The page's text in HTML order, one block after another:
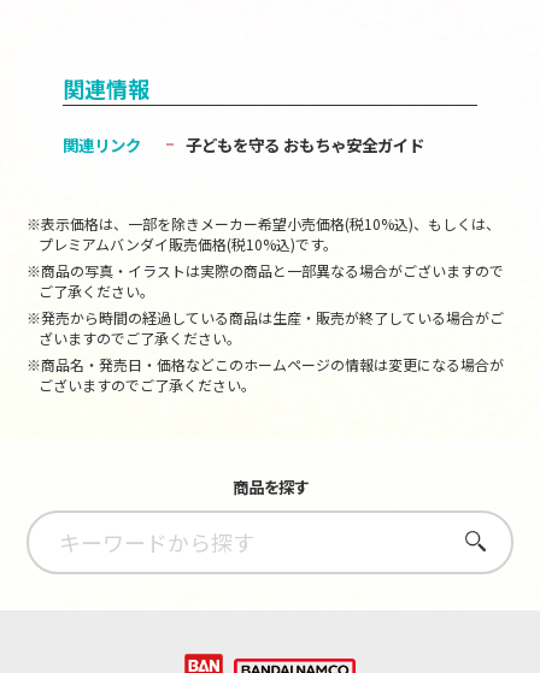
関連情報
関連リンク 子どもを守る おもちゃ安全ガイド
※表示価格は、一部を除きメーカー希望小売価格(税10%込)、もしくは、
プレミアムバンダイ販売価格(税10%込)です。
※商品の写真・イラストは実際の商品と一部異なる場合がございますので
ご了承ください。
※発売から時間の経過している商品は生産・販売が終了している場合がご
ざいますのでご了承ください。
※商品名・発売日・価格などこのホームページの情報は変更になる場合が
ございますのでご了承ください。
商品を探す
さがす